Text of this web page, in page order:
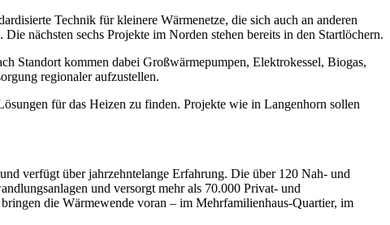
Technik für kleinere Wärmenetze, die sich auch an anderen
nächsten sechs Projekte im Norden stehen bereits in den Startlöchern.
Standort kommen dabei Großwärmepumpen, Elektrokessel, Biogas,
regionaler aufzustellen.
für das Heizen zu finden. Projekte wie in Langenhorn sollen
verfügt über jahrzehntelange Erfahrung. Die über 120 Nah- und
und versorgt mehr als 70.000 Privat- und
die Wärmewende voran – im Mehrfamilienhaus-Quartier, im